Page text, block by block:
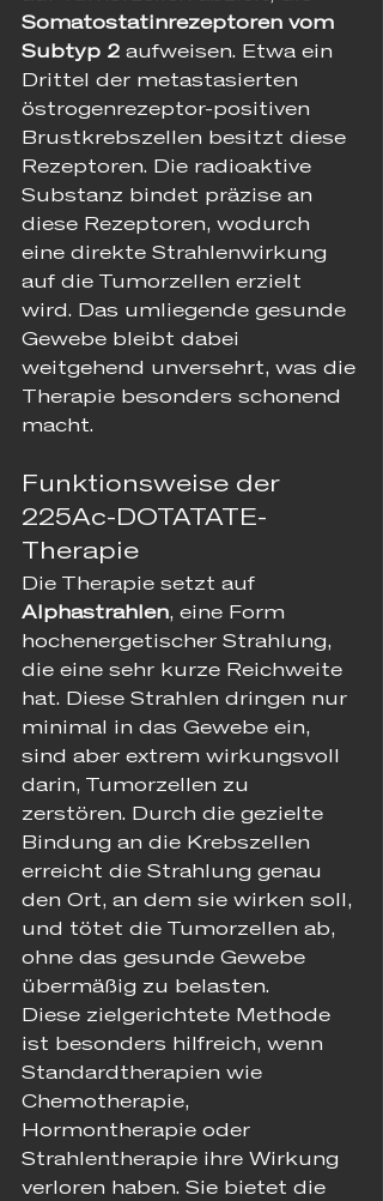
Somatostatinrezeptoren vom
Subtyp 2 aufweisen. Etwa ein
Drittel der metastasierten
östrogenrezeptor-positiven
Brustkrebszellen besitzt diese
Rezeptoren. Die radioaktive
Substanz bindet präzise an
diese Rezeptoren, wodurch
eine direkte Strahlenwirkung
auf die Tumorzellen erzielt
wird. Das umliegende gesunde
Gewebe bleibt dabei
weitgehend unversehrt, was die
Therapie besonders schonend
macht.
Funktionsweise der
225Ac-DOTATATE-
Therapie
Die Therapie setzt auf
Alphastrahlen, eine Form
hochenergetischer Strahlung,
die eine sehr kurze Reichweite
hat. Diese Strahlen dringen nur
minimal in das Gewebe ein,
sind aber extrem wirkungsvoll
darin, Tumorzellen zu
zerstören. Durch die gezielte
Bindung an die Krebszellen
erreicht die Strahlung genau
den Ort, an dem sie wirken soll,
und tötet die Tumorzellen ab,
ohne das gesunde Gewebe
übermäßig zu belasten.
Diese zielgerichtete Methode
ist besonders hilfreich, wenn
Standardtherapien wie
Chemotherapie,
Hormontherapie oder
Strahlentherapie ihre Wirkung
verloren haben. Sie bietet die